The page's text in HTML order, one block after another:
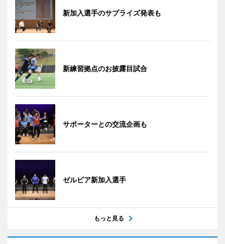
新加入選手のサプライズ発表も
新練習拠点のお披露目試合
サポーターとの交流企画も
ゼルビア新加入選手
もっと見る